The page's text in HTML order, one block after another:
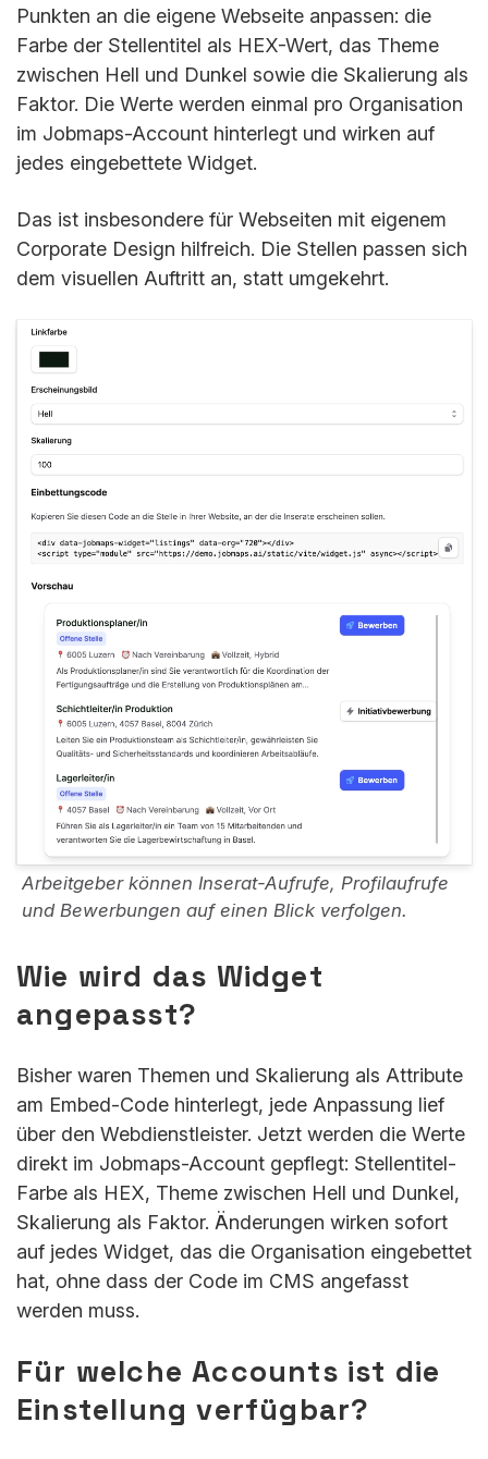
Punkten an die eigene Webseite anpassen: die
Farbe der Stellentitel als HEX-Wert, das Theme
zwischen Hell und Dunkel sowie die Skalierung als
Faktor. Die Werte werden einmal pro Organisation
im Jobmaps-Account hinterlegt und wirken auf
jedes eingebettete Widget.
Das ist insbesondere für Webseiten mit eigenem
Corporate Design hilfreich. Die Stellen passen sich
dem visuellen Auftritt an, statt umgekehrt.
Arbeitgeber können Inserat-Aufrufe, Profilaufrufe
und Bewerbungen auf einen Blick verfolgen.
Wie wird das Widget
angepasst?
Bisher waren Themen und Skalierung als Attribute
am Embed-Code hinterlegt, jede Anpassung lief
über den Webdienstleister. Jetzt werden die Werte
direkt im Jobmaps-Account gepflegt: Stellentitel-
Farbe als HEX, Theme zwischen Hell und Dunkel,
Skalierung als Faktor. Änderungen wirken sofort
auf jedes Widget, das die Organisation eingebettet
hat, ohne dass der Code im CMS angefasst
werden muss.
Für welche Accounts ist die
Einstellung verfügbar?